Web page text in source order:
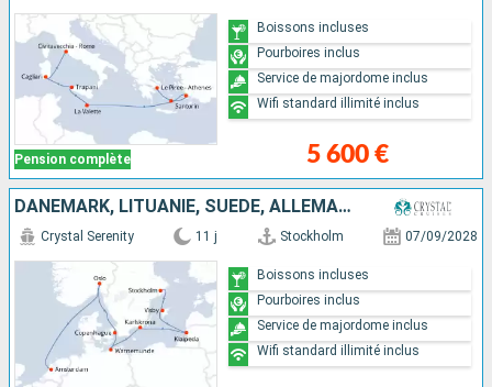
Pension complète 5 600 €
Boissons incluses
Pourboires inclus
Service de majordome inclus
Wifi standard illimité inclus
DANEMARK, LITUANIE, SUÈDE, ALLEMAGNE, PAYS-BAS, NORVÈGE
Crystal Serenity 11 j Stockholm 07/09/2028
Boissons incluses
Pourboires inclus
Service de majordome inclus
Wifi standard illimité inclus